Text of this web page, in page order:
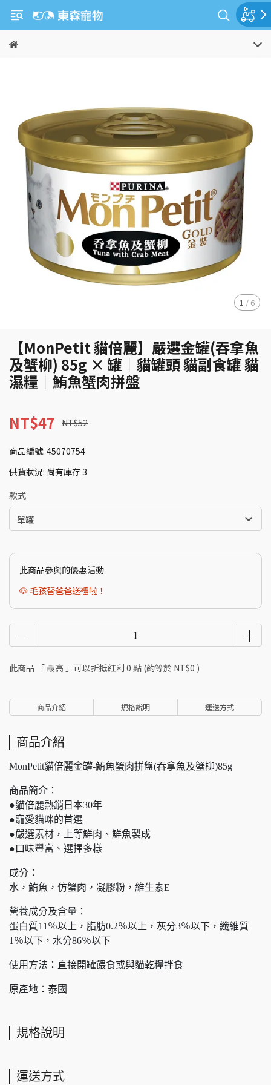
1 / 6
【MonPetit 貓倍麗】嚴選金罐(吞拿魚
及蟹柳) 85g × 罐｜貓罐頭 貓副食罐 貓
濕糧｜鮪魚蟹肉拼盤
NT$47 NT$52
商品編號: 45070754
供貨狀況: 尚有庫存 3
款式
單罐
此商品參與的優惠活動
🐶 毛孩替爸爸送禮啦！
此商品 「 最高 」可以折抵紅利 0 點 (約等於 NT$0 )
商品介紹 規格說明 運送方式
商品介紹
MonPetit貓倍麗金罐-鮪魚蟹肉拼盤(吞拿魚及蟹柳)85g
商品簡介：
●貓倍麗熱銷日本30年
●寵愛貓咪的首選
●嚴選素材，上等鮮肉、鮮魚製成
●口味豐富、選擇多樣
成分：
水，鮪魚，仿蟹肉，凝膠粉，維生素E
營養成分及含量：
蛋白質11％以上，脂肪0.2％以上，灰分3％以下，纖維質
1％以下，水分86％以下
使用方法：直接開罐餵食或與貓乾糧拌食
原產地：泰國
規格說明
運送方式